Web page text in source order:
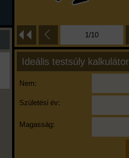
1/10
Ideális testsúly kalkulátor
Nem:
Születési év:
Magasság: